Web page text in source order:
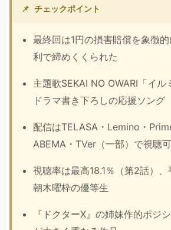
📌 チェックポイント
最終回は1円の損害賠償を象徴
利で締めくくられた
主題歌SEKAI NO OWARI「イル
ドラマ書き下ろしの応援ソング
配信はTELASA・Lemino・
ABEMA・TVer（一部）で視聴
視聴率は最高18.1％（第2話）
朝木曜枠の優等生
『ドクターX』の姉妹作的ポジ